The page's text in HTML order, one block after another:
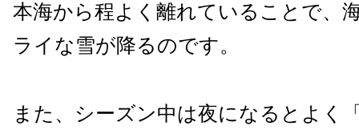
本海から程よく離れていることで、
ライな雪が降るのです。
また、シーズン中は夜になるとよく